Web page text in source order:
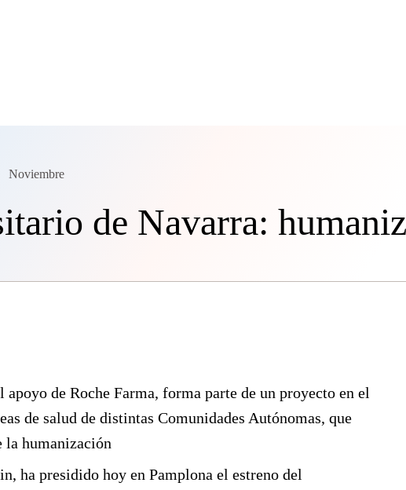
Noviembre
de Navarra:
de Roche Farma, forma parte de un proyecto en el
de salud de distintas Comunidades Autónomas, que
la humanización
ha presidido hoy en Pamplona el estreno del